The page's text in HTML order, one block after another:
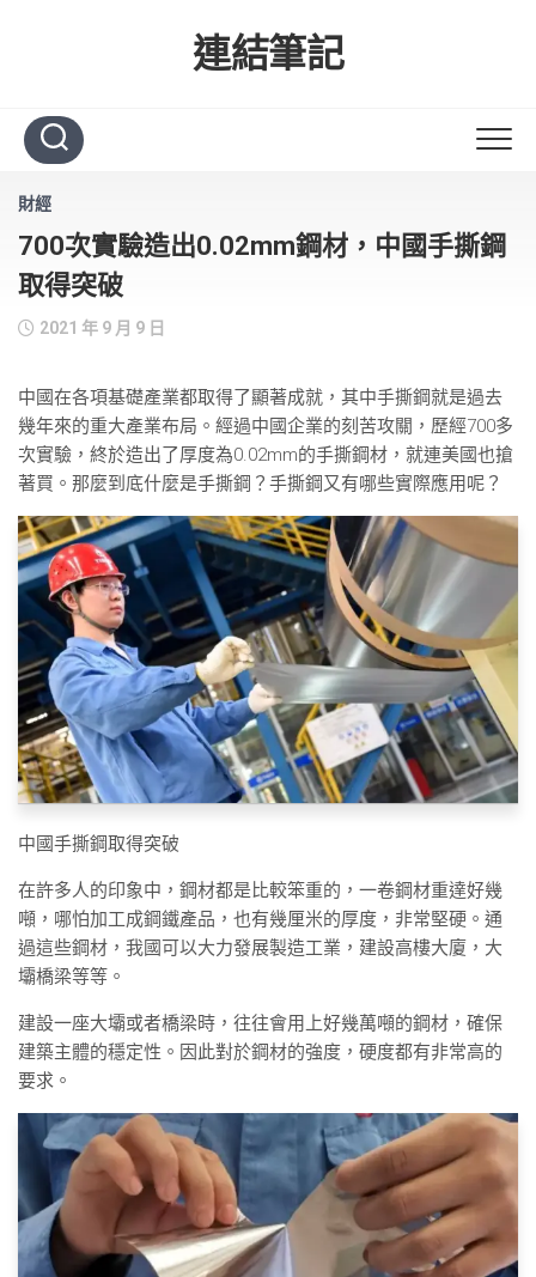
連結筆記
財經
700次實驗造出0.02mm鋼材，中國手撕鋼
取得突破
2021 年 9 月 9 日
中國在各項基礎產業都取得了顯著成就，其中手撕鋼就是過去
幾年來的重大產業布局。經過中國企業的刻苦攻關，歷經700多
次實驗，終於造出了厚度為0.02mm的手撕鋼材，就連美國也搶
著買。那麼到底什麼是手撕鋼？手撕鋼又有哪些實際應用呢？
中國手撕鋼取得突破
在許多人的印象中，鋼材都是比較笨重的，一卷鋼材重達好幾
噸，哪怕加工成鋼鐵產品，也有幾厘米的厚度，非常堅硬。通
過這些鋼材，我國可以大力發展製造工業，建設高樓大廈，大
壩橋梁等等。
建設一座大壩或者橋梁時，往往會用上好幾萬噸的鋼材，確保
建築主體的穩定性。因此對於鋼材的強度，硬度都有非常高的
要求。